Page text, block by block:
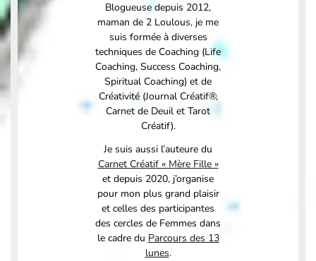
Blogueuse depuis 2012,
maman de 2 Loulous, je me
suis formée à diverses
techniques de Coaching (Life
Coaching, Success Coaching,
Spiritual Coaching) et de
Créativité (Journal Créatif®,
Carnet de Deuil et Tarot
Créatif).
Je suis aussi l’auteure du
Carnet Créatif « Mère Fille »
et depuis 2020, j’organise
pour mon plus grand plaisir
et celles des participantes
des cercles de Femmes dans
le cadre du Parcours des 13
lunes.